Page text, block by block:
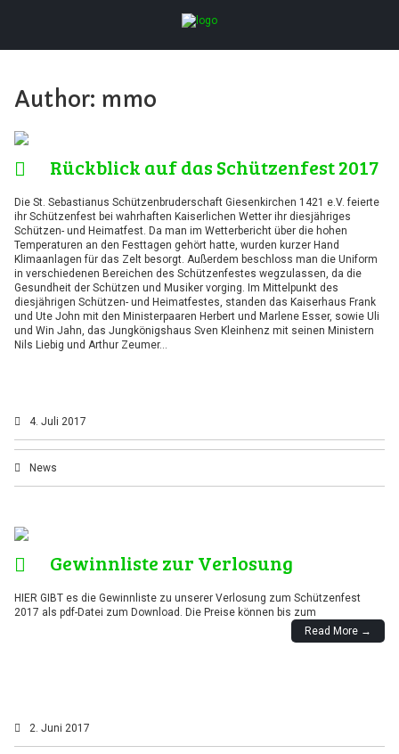
Author: mmo
Rückblick auf das Schützenfest 2017
Die St. Sebastianus Schützenbruderschaft Giesenkirchen 1421 e.V. feierte
ihr Schützenfest bei wahrhaften Kaiserlichen Wetter ihr diesjähriges
Schützen- und Heimatfest. Da man im Wetterbericht über die hohen
Temperaturen an den Festtagen gehört hatte, wurden kurzer Hand
Klimaanlagen für das Zelt besorgt. Außerdem beschloss man die Uniform
in verschiedenen Bereichen des Schützenfestes wegzulassen, da die
Gesundheit der Schützen und Musiker vorging. Im Mittelpunkt des
diesjährigen Schützen- und Heimatfestes, standen das Kaiserhaus Frank
und Ute John mit den Ministerpaaren Herbert und Marlene Esser, sowie Uli
und Win Jahn, das Jungkönigshaus Sven Kleinhenz mit seinen Ministern
Nils Liebig und Arthur Zeumer…
4. Juli 2017
News
Gewinnliste zur Verlosung
HIER GIBT es die Gewinnliste zu unserer Verlosung zum Schützenfest
2017 als pdf-Datei zum Download. Die Preise können bis zum
Read More →
2. Juni 2017